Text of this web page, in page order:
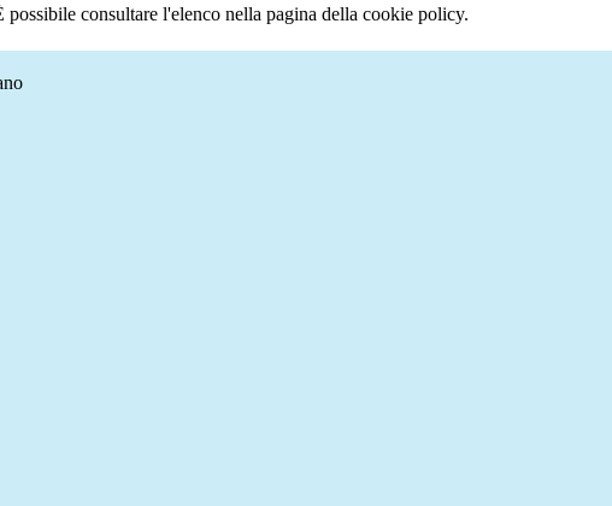
consultare l'elenco nella pagina della cookie policy.